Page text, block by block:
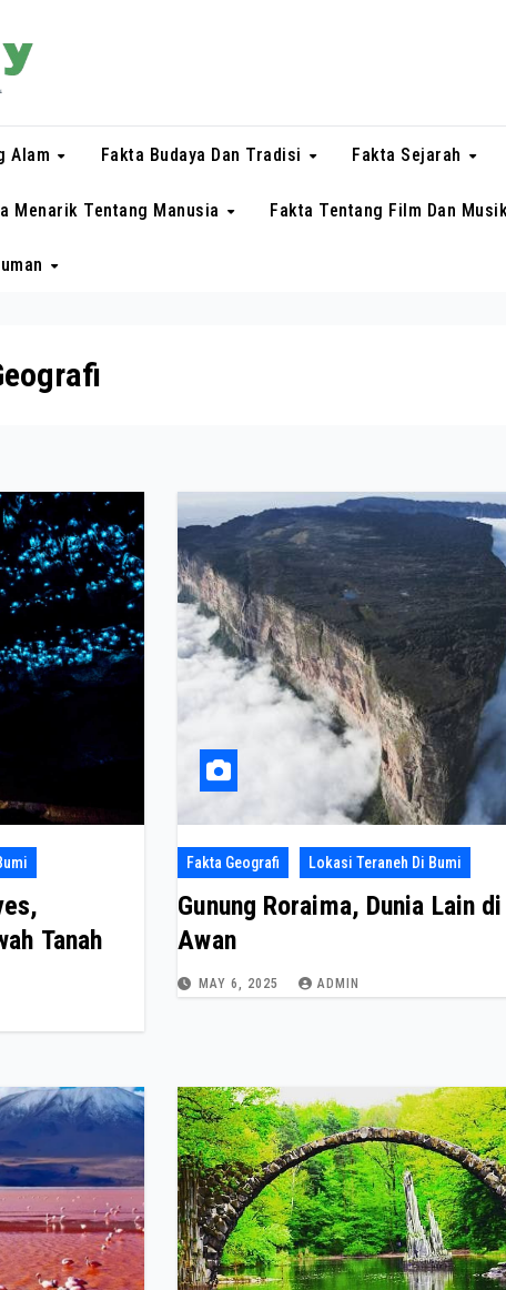
Alam Fakta Budaya Dan Tradisi Fakta Sejarah
Menarik Tentang Manusia Fakta Tentang Film Dan Musik
Tanah
Fakta Geografi Lokasi Teraneh Di Bumi
Gunung Roraima, Dunia Lain
Awan
MAY 6, 2025 ADMIN